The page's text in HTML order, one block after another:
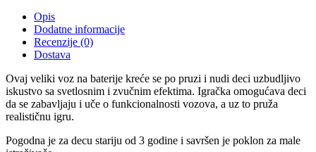
Opis
Dodatne informacije
Recenzije (0)
Dostava
Ovaj veliki voz na baterije kreće se po pruzi i nudi deci uzbudljivo
iskustvo sa svetlosnim i zvučnim efektima. Igračka omogućava deci
da se zabavljaju i uče o funkcionalnosti vozova, a uz to pruža
realističnu igru.
Pogodna je za decu stariju od 3 godine i savršen je poklon za male